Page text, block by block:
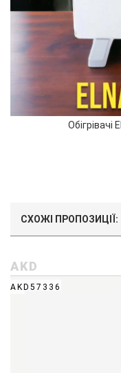
Обігрівачі
СХОЖІ ПРОПОЗИЦІЇ:
AKD
AKD57336